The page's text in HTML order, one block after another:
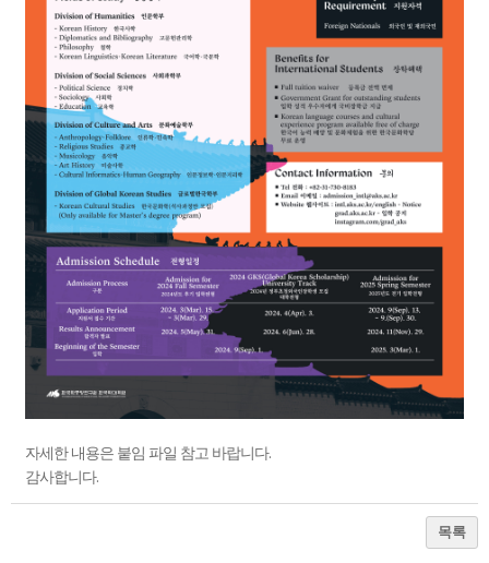
자세한 내용은 붙임 파일 참고 바랍니다.
감사합니다.
목록